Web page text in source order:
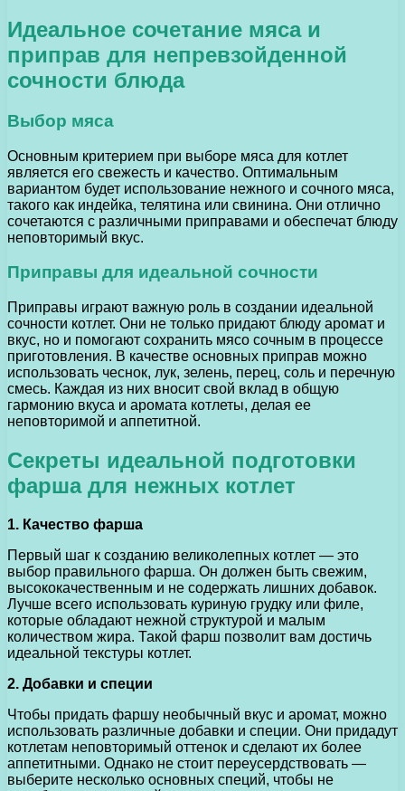
Идеальное сочетание мяса и
приправ для непревзойденной
сочности блюда
Выбор мяса
Основным критерием при выборе мяса для котлет
является его свежесть и качество. Оптимальным
вариантом будет использование нежного и сочного мяса,
такого как индейка, телятина или свинина. Они отлично
сочетаются с различными приправами и обеспечат блюду
неповторимый вкус.
Приправы для идеальной сочности
Приправы играют важную роль в создании идеальной
сочности котлет. Они не только придают блюду аромат и
вкус, но и помогают сохранить мясо сочным в процессе
приготовления. В качестве основных приправ можно
использовать чеснок, лук, зелень, перец, соль и перечную
смесь. Каждая из них вносит свой вклад в общую
гармонию вкуса и аромата котлеты, делая ее
неповторимой и аппетитной.
Секреты идеальной подготовки
фарша для нежных котлет
1. Качество фарша
Первый шаг к созданию великолепных котлет — это
выбор правильного фарша. Он должен быть свежим,
высококачественным и не содержать лишних добавок.
Лучше всего использовать куриную грудку или филе,
которые обладают нежной структурой и малым
количеством жира. Такой фарш позволит вам достичь
идеальной текстуры котлет.
2. Добавки и специи
Чтобы придать фаршу необычный вкус и аромат, можно
использовать различные добавки и специи. Они придадут
котлетам неповторимый оттенок и сделают их более
аппетитными. Однако не стоит переусердствовать —
выберите несколько основных специй, чтобы не